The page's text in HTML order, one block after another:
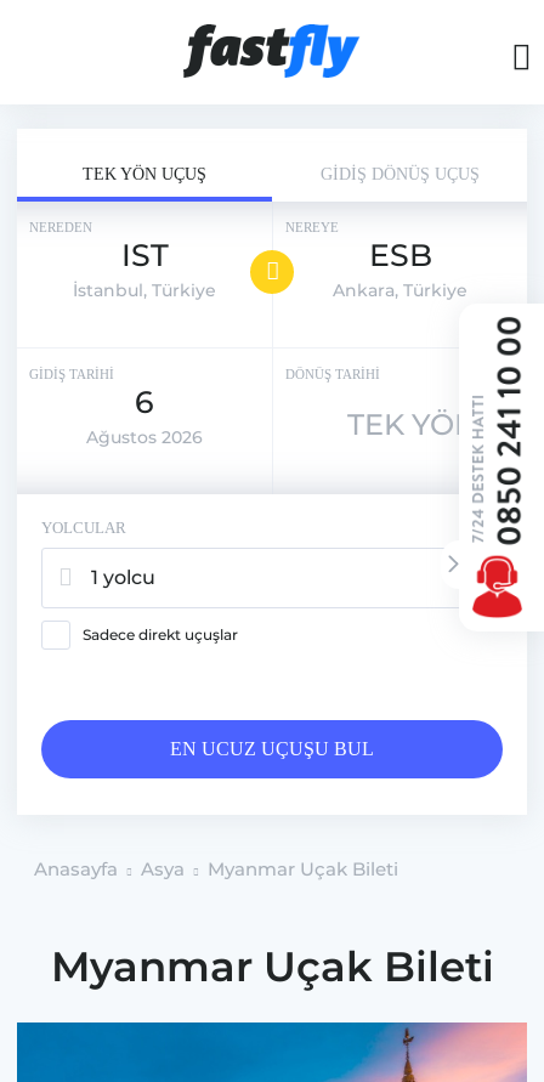
TEK YÖN UÇUŞ GİDİŞ DÖNÜŞ UÇUŞ
NEREDEN
IST
İstanbul, Türkiye
NEREYE
ESB
Ankara, Türkiye
GİDİŞ TARİHİ
6
Ağustos 2026
DÖNÜŞ TARİHİ
TEK YÖN
YOLCULAR
1 yolcu
Sadece direkt uçuşlar
EN UCUZ UÇUŞU BUL
Anasayfa Asya Myanmar Uçak Bileti
Myanmar Uçak Bileti